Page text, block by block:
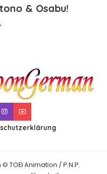
& Osabu!
TOEI Animation / P.N.P.